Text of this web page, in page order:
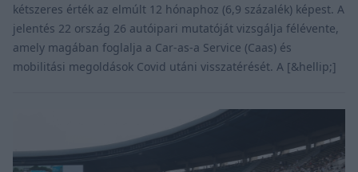
kétszeres érték az elmúlt 12 hónaphoz (6,9 százalék) képest. A
jelentés 22 ország 26 autóipari mutatóját vizsgálja félévente,
amely magában foglalja a Car-as-a Service (Caas) és
mobilitási megoldások Covid utáni visszatérését. A [&hellip;]